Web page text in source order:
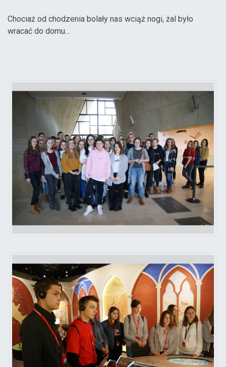
Chociaż od chodzenia bolały nas wciąż nogi, żal było
wracać do domu...